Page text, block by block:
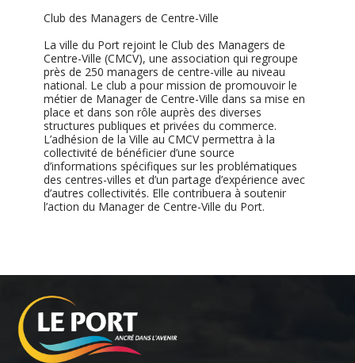
Club des Managers de Centre-Ville
La ville du Port rejoint le Club des Managers de
Centre-Ville (CMCV), une association qui regroupe
près de 250 managers de centre-ville au niveau
national. Le club a pour mission de promouvoir le
métier de Manager de Centre-Ville dans sa mise en
place et dans son rôle auprès des diverses
structures publiques et privées du commerce.
L’adhésion de la Ville au CMCV permettra à la
collectivité de bénéficier d’une source
d’informations spécifiques sur les problématiques
des centres-villes et d’un partage d’expérience avec
d’autres collectivités. Elle contribuera à soutenir
l’action du Manager de Centre-Ville du Port.